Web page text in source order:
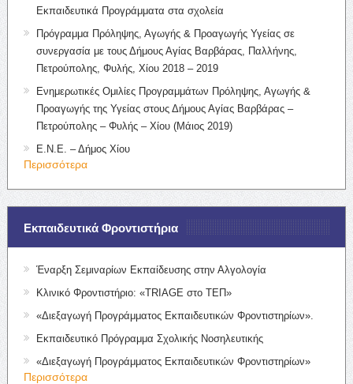
Εκπαιδευτικά Προγράμματα στα σχολεία
Πρόγραμμα Πρόληψης, Αγωγής & Προαγωγής Υγείας σε
συνεργασία με τους Δήμους Αγίας Βαρβάρας, Παλλήνης,
Πετρούπολης, Φυλής, Χίου 2018 – 2019
Ενημερωτικές Ομιλίες Προγραμμάτων Πρόληψης, Αγωγής &
Προαγωγής της Υγείας στους Δήμους Αγίας Βαρβάρας –
Πετρούπολης – Φυλής – Χίου (Μάιος 2019)
Ε.Ν.Ε. – Δήμος Χίου
Περισσότερα
Εκπαιδευτικά Φροντιστήρια
Έναρξη Σεμιναρίων Εκπαίδευσης στην Αλγολογία
Κλινικό Φροντιστήριο: «TRIAGE στο ΤΕΠ»
«Διεξαγωγή Προγράμματος Εκπαιδευτικών Φροντιστηρίων».
Εκπαιδευτικό Πρόγραμμα Σχολικής Νοσηλευτικής
«Διεξαγωγή Προγράμματος Εκπαιδευτικών Φροντιστηρίων»
Περισσότερα